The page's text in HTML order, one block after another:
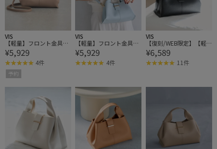
VIS
【軽量】フロント金具エ
アリーソフトミニショル
ダーバッグ
¥5,929
4件
予約
VIS
【軽量】フロント金具エ
アリーソフトミニショル
ダーバッグ
¥5,929
4件
VIS
【復刻/WEB限定】【軽
量】フロント金具エアリ
ーソフトバッグ
¥6,589
11件